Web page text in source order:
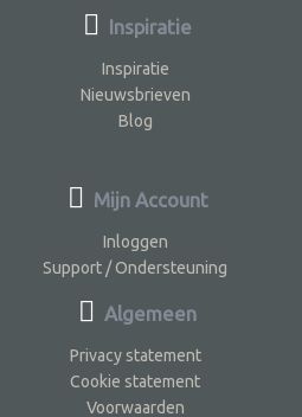
Inspiratie
Inspiratie
Nieuwsbrieven
Blog
Mijn Account
Inloggen
Support / Ondersteuning
Algemeen
Privacy statement
Cookie statement
Voorwaarden